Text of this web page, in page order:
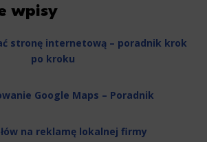
personalized ads that may be of interest to the user based on browsing
with files installed while browsing other websites, profile the user,
wpisy
stronę internetową – poradnik krok
po kroku
Google Maps – Poradnik
na reklamę lokalnej firmy